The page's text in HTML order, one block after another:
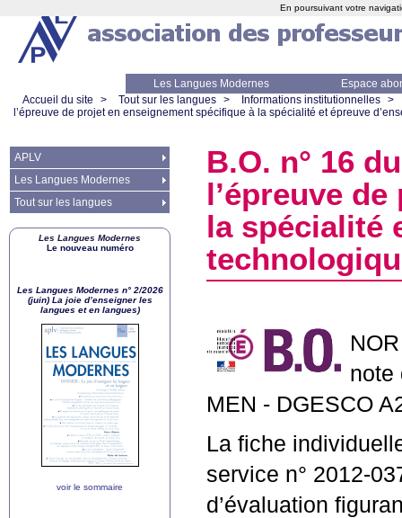
Les Langues Modernes
Espace
Accueil du site
> Tout sur les langues > Informations institutionnelles >
l’épreuve de projet en enseignement spécifique à la spécialité et épreuve
B.O. n° 16
l’épreuve
la spécialité
NOR
note
MEN - DGESCO
La fiche
service n° 2012-
d’évaluation
APLV
Les Langues Modernes
Tout sur les langues
Les Langues Modernes
Le nouveau numéro
Les Langues Modernes n° 2/2026
(juin) La joie d’enseigner les
langues et en langues)
voir le sommaire
En poursuivant votre